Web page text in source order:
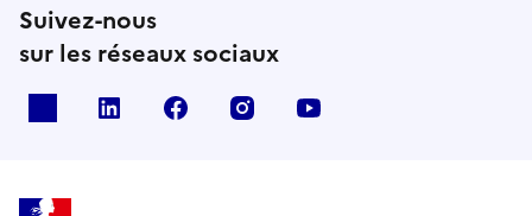
Suivez-nous
sur les réseaux sociaux
linkedin facebook instagram